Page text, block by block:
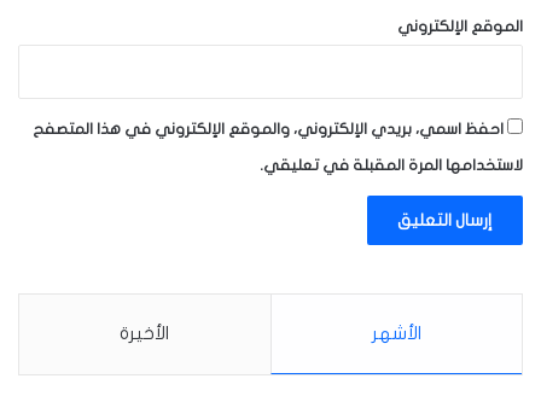
الموقع الإلكتروني
احفظ اسمي، بريدي الإلكتروني، والموقع الإلكتروني في هذا المتصفح
لاستخدامها المرة المقبلة في تعليقي.
الأشهر الأخيرة